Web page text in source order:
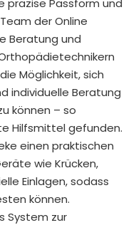
präzise Passform und
der Online
Beratung und
Möglichkeit, sich
individuelle Beratung
können – so
Hilfsmittel gefunden.
einen praktischen
wie Krücken,
Einlagen, sodass
können.
System zur